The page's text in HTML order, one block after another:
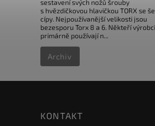
sestavení svých nožů šrouby
s hvězdičkovou hlavičkou TORX se
cípy. Nejpoužívanější velikosti jsou
bezesporu Torx 8 a 6. Někteří výrobci
primárně používají n...
Archiv
KONTAKT